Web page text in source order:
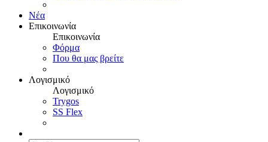
Νέα
Επικοινωνία
Επικοινωνία
Φόρμα
Που θα μας βρείτε
Λογισμικό
Λογισμικό
Trygos
SS Flex